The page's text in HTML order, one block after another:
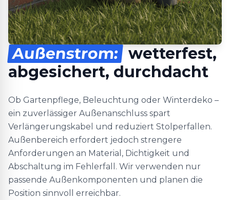
Außenstrom: wetterfest,
abgesichert, durchdacht
Ob Gartenpflege, Beleuchtung oder Winterdeko –
ein zuverlässiger Außenanschluss spart
Verlängerungskabel und reduziert Stolperfallen.
Außenbereich erfordert jedoch strengere
Anforderungen an Material, Dichtigkeit und
Abschaltung im Fehlerfall. Wir verwenden nur
passende Außenkomponenten und planen die
Position sinnvoll erreichbar.